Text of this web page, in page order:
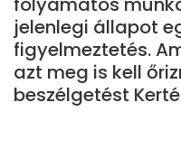
jelenlegi állapot
figyelmeztetés.
azt meg is kell
beszélgetést